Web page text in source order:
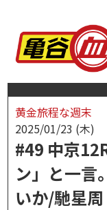
黄金旅程な週末
2025/01/23 (木)
#49 中京
ン」と一言
いか/馳星周